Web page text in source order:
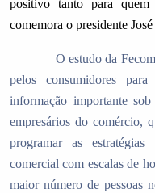
positivo tanto para quem
comemora o presidente
O estudo da
pelos consumidores
informação importante
empresários do comércio,
programar as estratégias
comercial com escalas de
maior número de pessoas